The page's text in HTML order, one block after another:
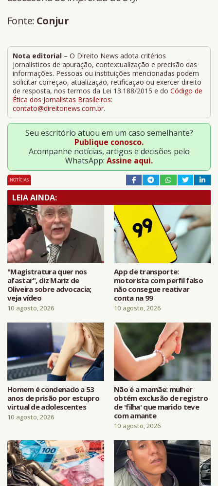
Fonte: Conjur
Nota editorial – O Direito News adota critérios
jornalísticos de apuração, contextualização e precisão das
informações. Pessoas ou instituições mencionadas podem
solicitar correção, atualização, retificação ou exercer direito
de resposta, nos termos da Lei 13.188/2015 e do Código de
Ética dos Jornalistas Brasileiros:
contato@direitonews.com.br.
Seu escritório atuou em um caso semelhante?
Publique conosco.
Acompanhe notícias, artigos e decisões pelo
WhatsApp: Assine aqui.
NOTÍCIAS
LEIA AINDA:
"Magistratura quer nos
afastar", diz Mariz de
Oliveira sobre advocacia;
veja vídeo
10 agosto, 2026
App de transporte:
motorista com perfil falso
não consegue reativar
conta na 99
10 agosto, 2026
Homem é condenado a 53
anos de prisão por estupro
virtual de adolescentes
10 agosto, 2026
Não é a mamãe: mulher
obtém exclusão de registro
de 'filha' que marido teve
com amante
10 agosto, 2026